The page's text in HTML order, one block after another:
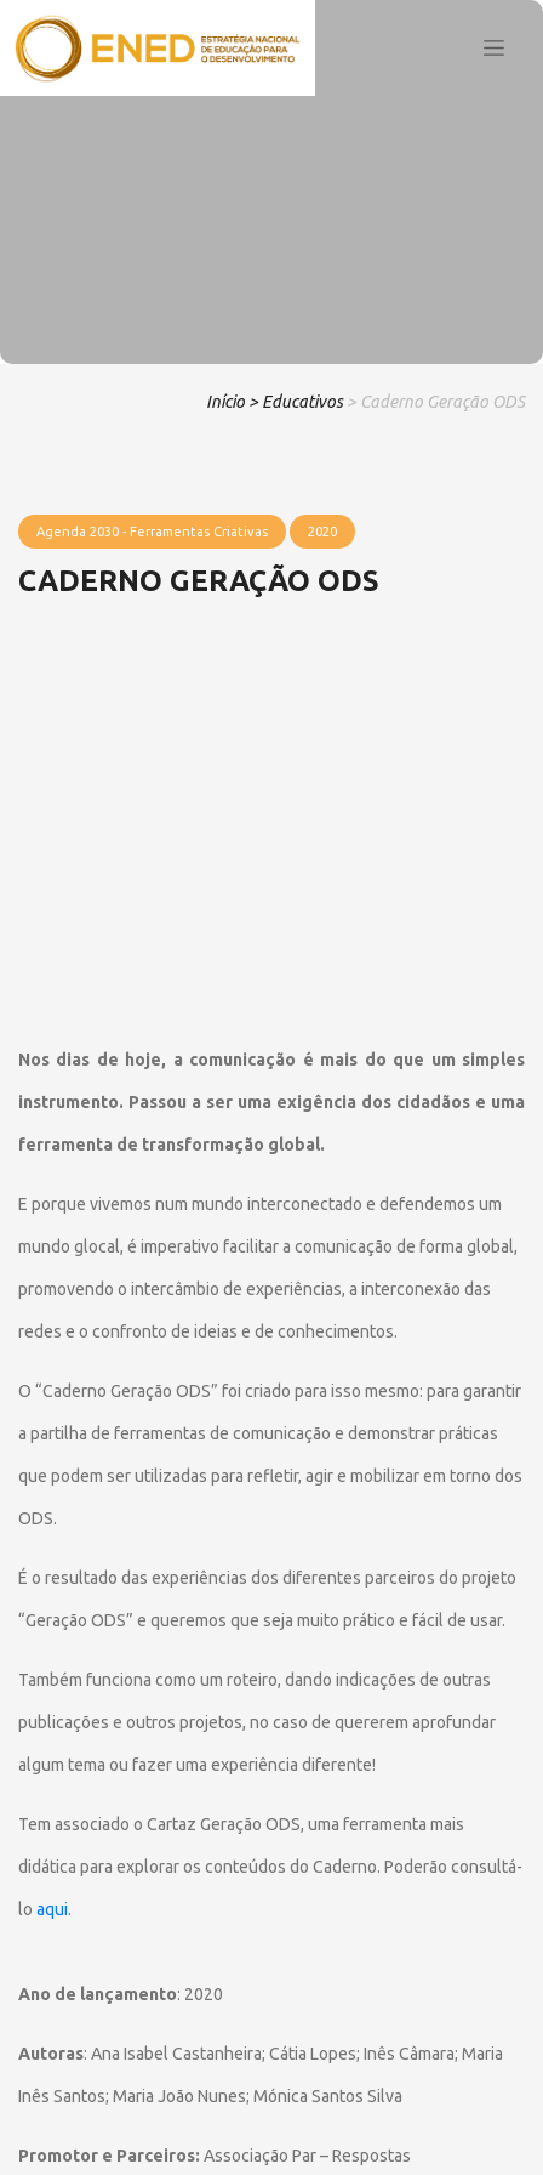
Início > Educativos > Caderno Geração ODS
Agenda 2030 - Ferramentas Criativas 2020
CADERNO GERAÇÃO ODS
Nos dias de hoje, a comunicação é mais do que um simples
instrumento. Passou a ser uma exigência dos cidadãos e uma
ferramenta de transformação global.
E porque vivemos num mundo interconectado e defendemos um
mundo glocal, é imperativo facilitar a comunicação de forma global,
promovendo o intercâmbio de experiências, a interconexão das
redes e o confronto de ideias e de conhecimentos.
O “Caderno Geração ODS” foi criado para isso mesmo: para garantir
a partilha de ferramentas de comunicação e demonstrar práticas
que podem ser utilizadas para refletir, agir e mobilizar em torno dos
ODS.
É o resultado das experiências dos diferentes parceiros do projeto
“Geração ODS” e queremos que seja muito prático e fácil de usar.
Também funciona como um roteiro, dando indicações de outras
publicações e outros projetos, no caso de quererem aprofundar
algum tema ou fazer uma experiência diferente!
Tem associado o Cartaz Geração ODS, uma ferramenta mais
didática para explorar os conteúdos do Caderno. Poderão consultá-
lo aqui.
Ano de lançamento: 2020
Autoras: Ana Isabel Castanheira; Cátia Lopes; Inês Câmara; Maria
Inês Santos; Maria João Nunes; Mónica Santos Silva
Promotor e Parceiros: Associação Par – Respostas